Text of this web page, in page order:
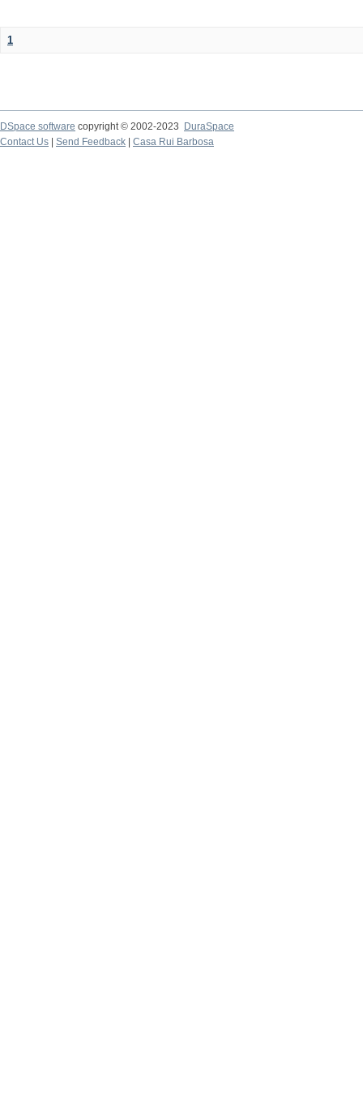
1
DSpace software copyright © 2002-2023
DuraSpace
Contact Us
Send Feedback Casa Rui Barbosa